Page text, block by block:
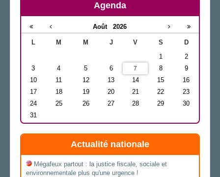
Agenda
Août 2026
L M M J V S
D
1
2
3
4 5 6 7 8
9
10
11 12 13 14 15
16
17
18 19 20 21 22
23
24
25 26 27 28 29
30
31
Actualité nationale
Mégafeux partout : la justice fiscale, sociale et
environnementale plus qu'une urgence !